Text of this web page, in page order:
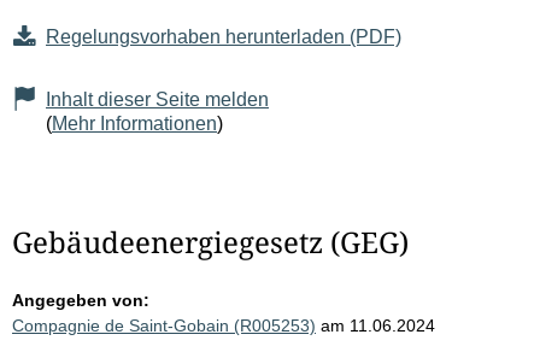
Regelungsvorhaben herunterladen (PDF)
Inhalt dieser Seite melden
(Mehr Informationen)
Gebäudeenergiegesetz (GEG)
Angegeben von:
Compagnie de Saint-Gobain (R005253) am 11.06.2024